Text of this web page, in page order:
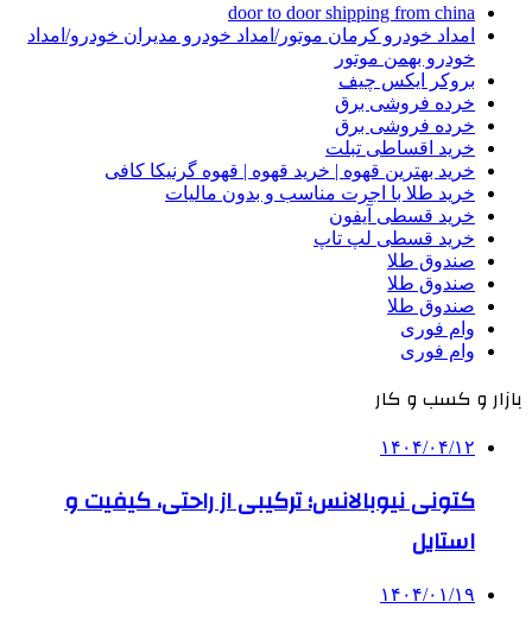
door to door shipping from china
امداد خودرو کرمان موتور/امداد خودرو مدیران خودرو/امداد
خودرو بهمن موتور
بروکر ایکس چیف
خرده فروشی برق
خرده فروشی برق
خرید اقساطی تبلت
خرید بهترین قهوه | خرید قهوه | قهوه گرنیکا کافی
خرید طلا با اجرت مناسب و بدون مالیات
خرید قسطی آیفون
خرید قسطی لپ تاپ
صندوق طلا
صندوق طلا
صندوق طلا
وام فوری
وام فوری
بازار و کسب و کار
۱۴۰۴/۰۴/۱۲
کتونی نیوبالانس؛ ترکیبی از راحتی، کیفیت و
استایل
۱۴۰۴/۰۱/۱۹